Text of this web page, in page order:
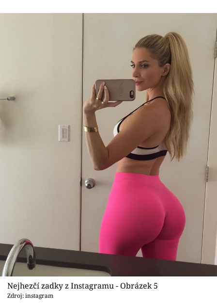
Nejhezčí zadky z Instagramu - Obrázek 5
Zdroj: instagram